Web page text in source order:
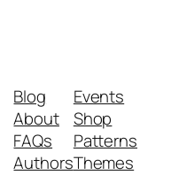
Blog
About
FAQs
Authors
Events
Shop
Patterns
Themes